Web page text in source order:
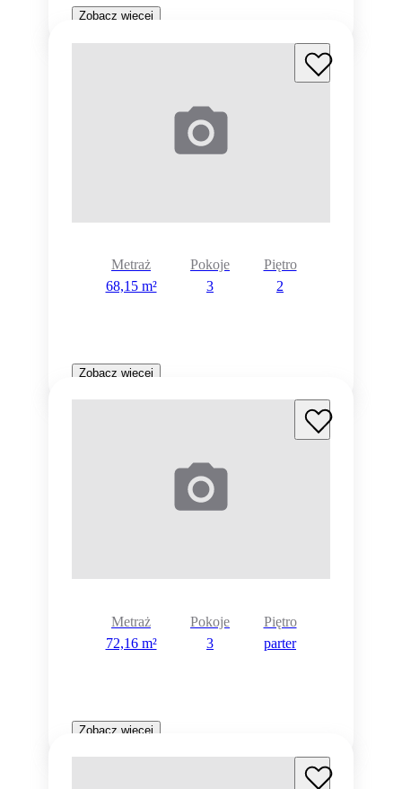
Zobacz więcej
Metraż
68,15 m²
Pokoje
3
Piętro
2
Zobacz więcej
Metraż
72,16 m²
Pokoje
3
Piętro
parter
Zobacz więcej